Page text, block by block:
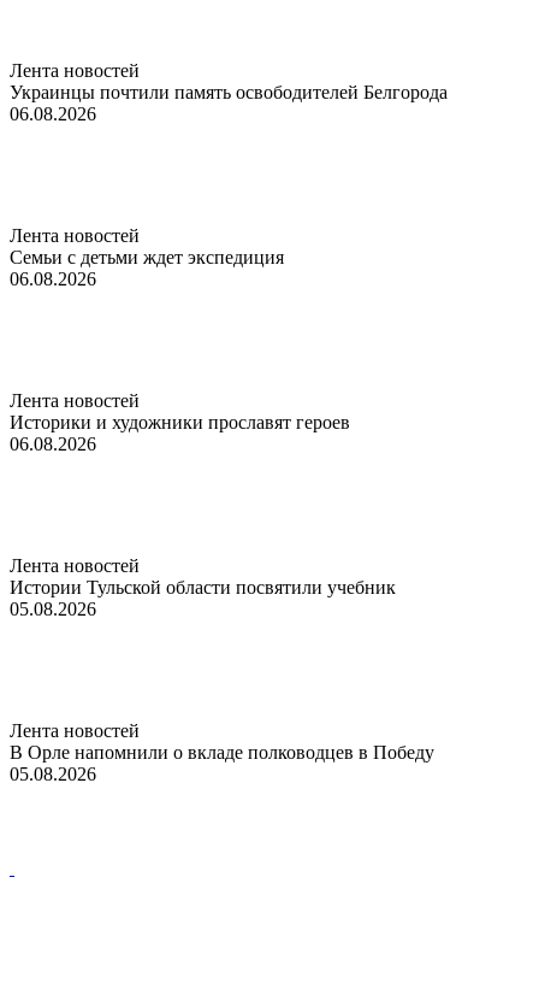
Лента новостей
Украинцы почтили память освободителей Белгорода
06.08.2026
Лента новостей
Семьи с детьми ждет экспедиция
06.08.2026
Лента новостей
Историки и художники прославят героев
06.08.2026
Лента новостей
Истории Тульской области посвятили учебник
05.08.2026
Лента новостей
В Орле напомнили о вкладе полководцев в Победу
05.08.2026